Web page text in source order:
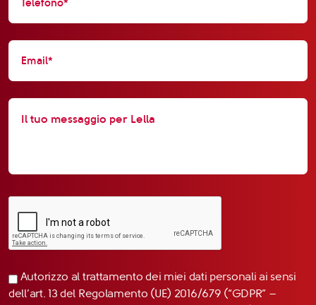
Autorizzo al trattamento dei miei dati personali ai sensi
dell’art. 13 del Regolamento (UE) 2016/679 (“GDPR” –